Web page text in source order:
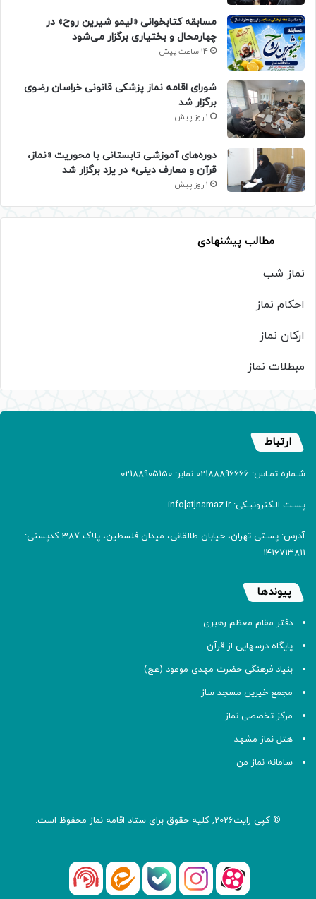
مسابقه کتابخوانی «لیمو شیرین روح» در
چهارمحال و بختیاری برگزار می‌شود
14 ساعت پیش
شورای اقامه نماز پزشکی قانونی خراسان رضوی
برگزار شد
1 روز پیش
دوره‌های آموزشی تابستانی با محوریت «نماز،
قرآن و معارف دینی» در یزد برگزار شد
1 روز پیش
مطالب پیشنهادی
نماز شب
احکام نماز
ارکان نماز
مبطلات نماز
ارتباط
شـماره تمـاس: 02188896666 نمابر: 02188905150
پسـت الـکترونیـکی: info[at]namaz.ir
آدرس: پسـتی تهران، خیابان طالقانی، میدان فلسطین، پلاک 387 کدپستی:
۱۴۱۶۷۱۳۸۱۱
پیوندها
دفتر مقام معظم رهبری
پایگاه درسهایی از قرآن
بنیاد فرهنگی حضرت مهدی موعود (عج)
مجمع خیرین مسجد ساز
مرکز تخصصی نماز
هتل نماز مشهد
سامانه نماز من
© کپی رایت2026, کلیه حقوق برای ستاد اقامه نماز محفوظ است.
آپارات اینستاگرام
بله ایتا